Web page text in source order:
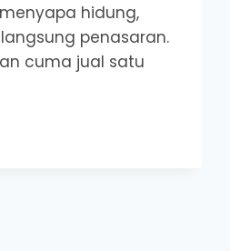
hidung,
penasaran.
cuma jual satu